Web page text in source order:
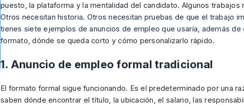
puesto, la plataforma y la mentalidad del candidato. Algunos trabajos
Otros necesitan historia. Otros necesitan pruebas de que el trabajo
tienes siete ejemplos de anuncios de empleo que usaría, además de
formato, dónde se queda corto y cómo personalizarlo rápido.
1. Anuncio de empleo formal tradicional
El formato formal sigue funcionando. Es el predeterminado por una
saben dónde encontrar el título, la ubicación, el salario, las